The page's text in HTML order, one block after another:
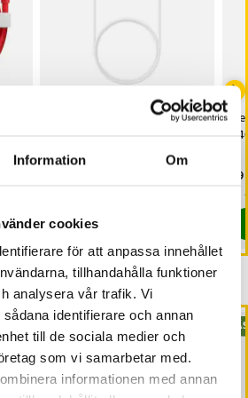
Information Om
cookies
för att anpassa innehållet
tillhandahålla funktioner
analysera vår trafik. Vi
identifierare och annan
till de sociala medier och
som vi samarbetar med.
informationen med annan
Samsung EP-DG980BWE